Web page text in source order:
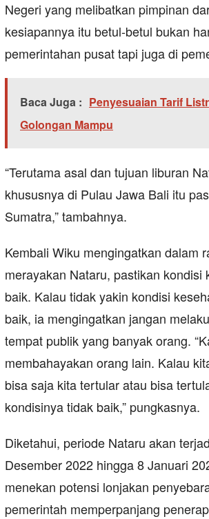
Negeri yang melibatkan pimpinan
kesiapannya itu betul-betul bukan
pemerintahan pusat tapi juga di
Baca Juga : Penyesuaian Tarif
Golongan Mampu
“Terutama asal dan tujuan liburan
khususnya di Pulau Jawa Bali itu
Sumatra,” tambahnya.
Kembali Wiku mengingatkan dalam
merayakan Nataru, pastikan kondisi
baik. Kalau tidak yakin kondisi
baik, ia mengingatkan jangan
tempat publik yang banyak orang.
membahayakan orang lain. Kalau
bisa saja kita tertular atau bisa
kondisinya tidak baik,” pungkasnya.
Diketahui, periode Nataru akan
Desember 2022 hingga 8 Januari
menekan potensi lonjakan
pemerintah memperpanjang